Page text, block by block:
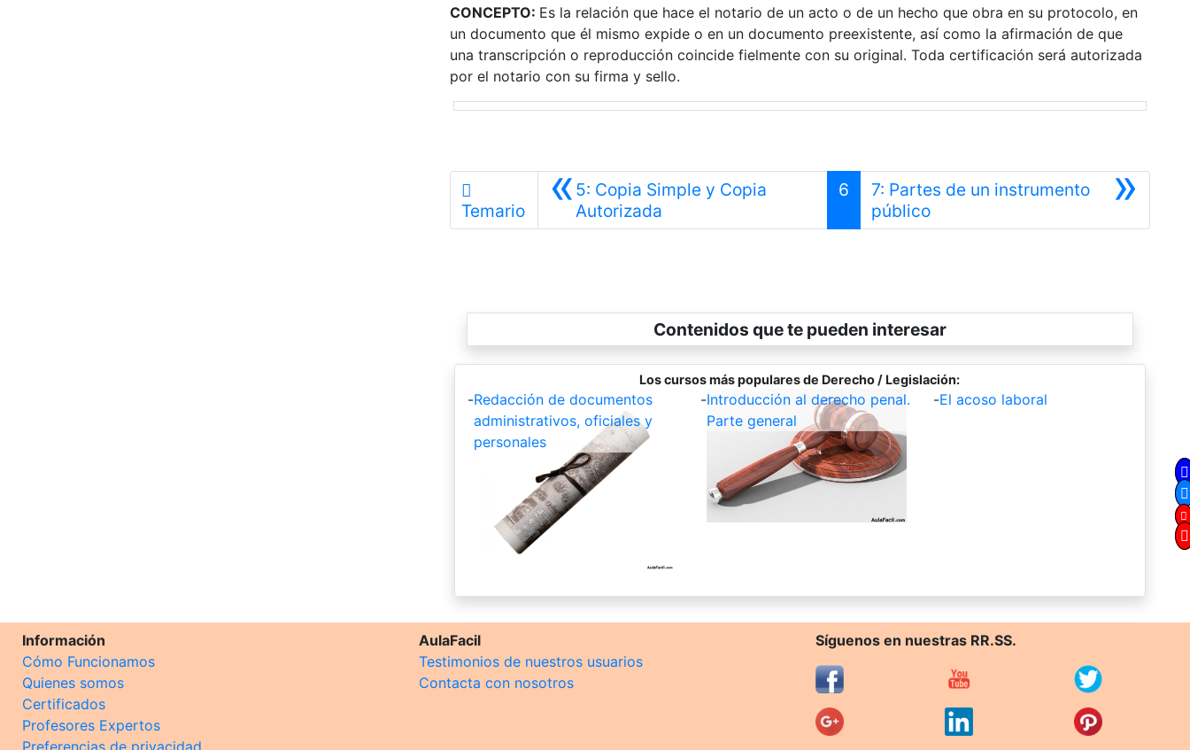
CONCEPTO: Es la relación que hace el notario de un acto o de un hecho que obra en su protocolo, en
un documento que él mismo expide o en un documento preexistente, así como la afirmación de que
una transcripción o reproducción coincide fielmente con su original. Toda certificación será autorizada
por el notario con su firma y sello.
Temario «5: Copia Simple y Copia
Autorizada
6 »
7: Partes de un instrumento
públicoSiguiente
Contenidos que te pueden interesar
Los cursos más populares de Derecho / Legislación:
-Redacción de documentos
administrativos, oficiales y
personales
-Introducción al derecho penal.
Parte general
-El acoso laboral
Información
Cómo Funcionamos
Quienes somos
Certificados
Profesores Expertos
AulaFacil
Testimonios de nuestros usuarios
Contacta con nosotros
Síguenos en nuestras RR.SS.